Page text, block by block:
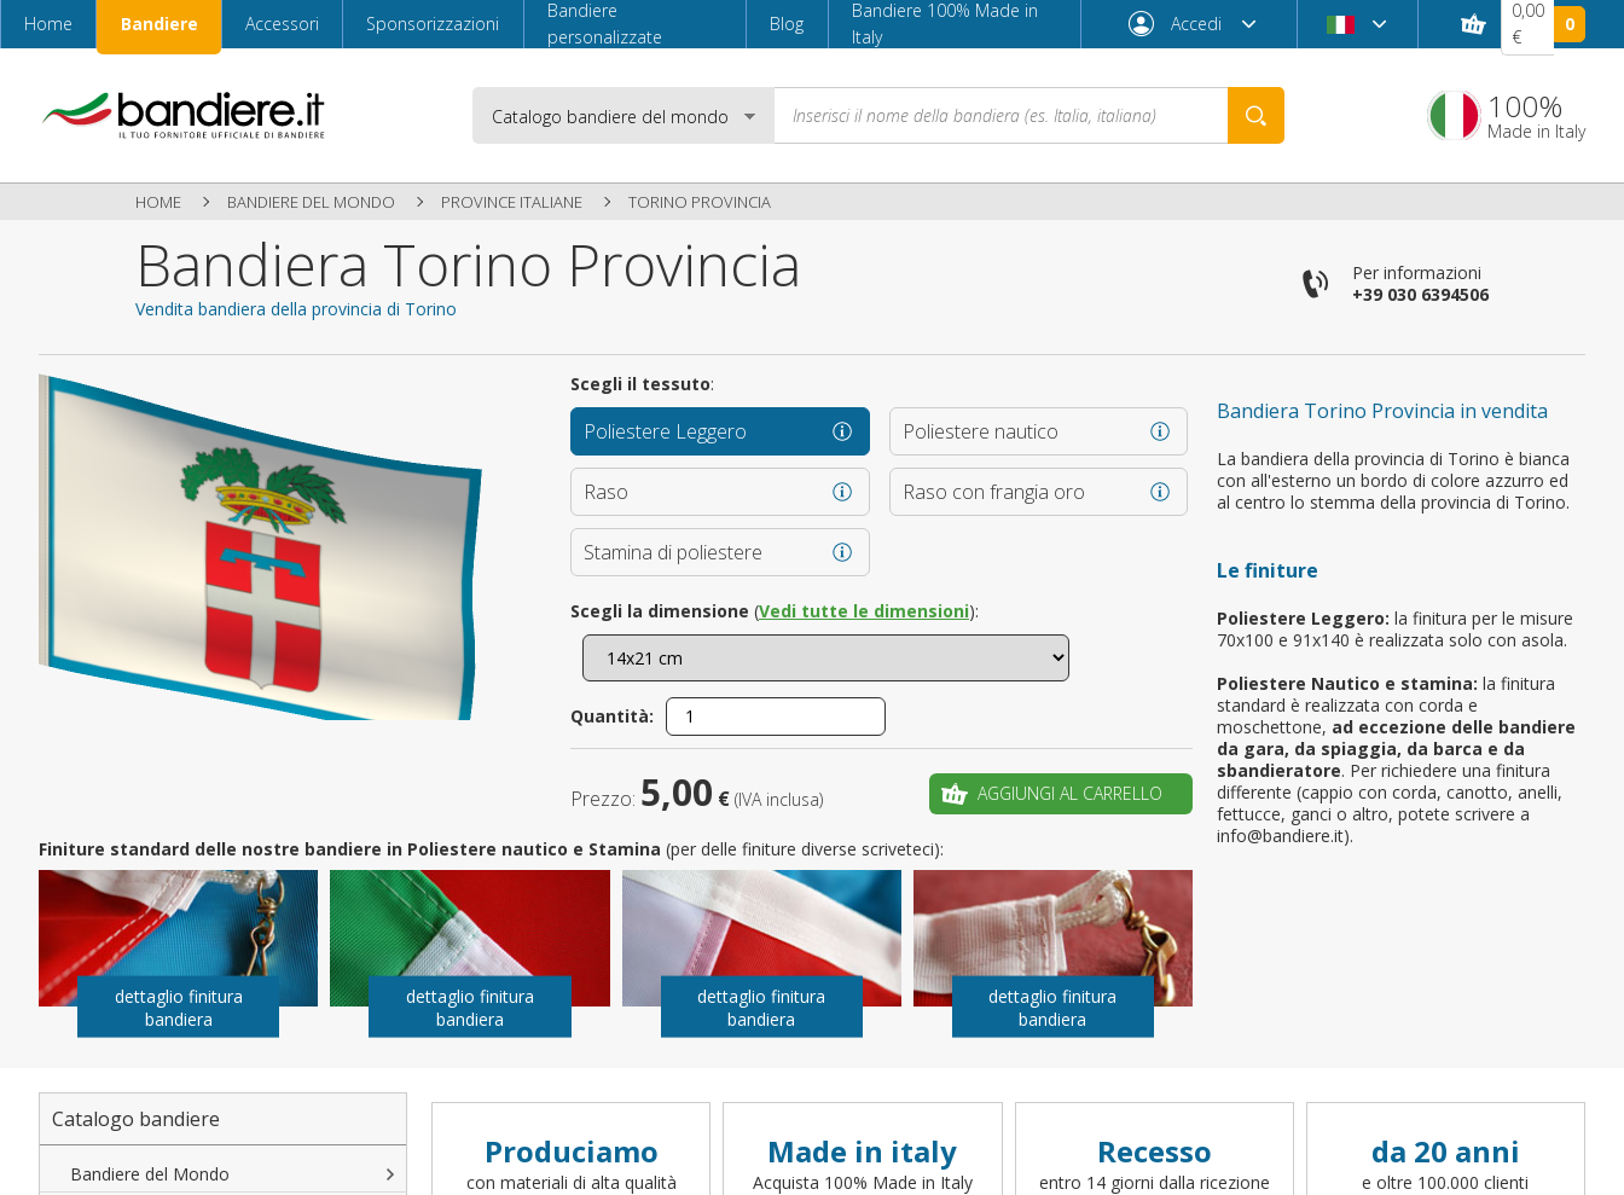
Home Bandiere Accessori Sponsorizzazioni
Bandiere
personalizzate
Blog
Bandiere 100% Made in
Italy
Accedi
Accedi
È il tuo primo ordine?
CREA UN NUOVO ACCOUNT
0,00
€
0
100%
Made in Italy
HOME BANDIERE DEL MONDO PROVINCE ITALIANE TORINO PROVINCIA
Bandiera Torino Provincia
Vendita bandiera della provincia di Torino
Per informazioni
+39 030 6394506
Bandiera Torino Provincia in vendita
La bandiera della provincia di Torino è bianca
con all'esterno un bordo di colore azzurro ed
al centro lo stemma della provincia di Torino.
Le finiture
Poliestere Leggero: la finitura per le misure
70x100 e 91x140 è realizzata solo con asola.
Poliestere Nautico e stamina: la finitura
standard è realizzata con corda e
moschettone, ad eccezione delle bandiere
da gara, da spiaggia, da barca e da
sbandieratore. Per richiedere una finitura
differente (cappio con corda, canotto, anelli,
fettucce, ganci o altro, potete scrivere a
info@bandiere.it).
Scegli il tessuto:
Poliestere Leggero Poliestere nautico
Raso Raso con frangia oro
Stamina di poliestere
Scegli la dimensione (Vedi tutte le dimensioni):
Quantità:
Prezzo: 5,00 € (IVA inclusa) AGGIUNGI AL CARRELLO
Finiture standard delle nostre bandiere in Poliestere nautico e Stamina (per delle finiture diverse scriveteci):
dettaglio finitura
bandiera
dettaglio finitura
bandiera
dettaglio finitura
bandiera
dettaglio finitura
bandiera
Catalogo bandiere
Bandiere del Mondo
Produciamo
con materiali di alta qualità
Made in italy
Acquista 100% Made in Italy
Recesso
entro 14 giorni dalla ricezione
da 20 anni
e oltre 100.000 clienti